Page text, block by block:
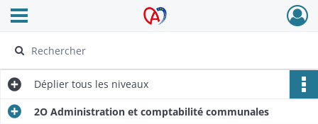
Archives Alsace - Colmar
Ouvrir le menu déroulant
Déplier tous les niveaux
2O Administration et comptabilité communales